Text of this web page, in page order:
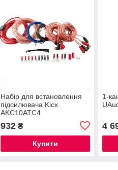
Набір для встановлення
підсилювача Kicx
AKC10ATC4
932₴
Купити
1-
4